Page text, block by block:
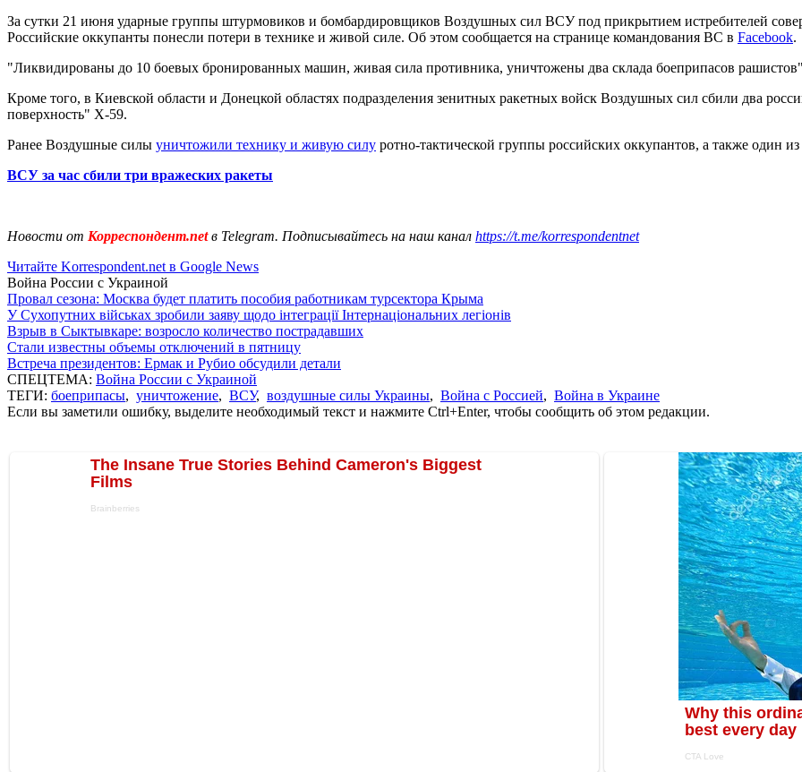
За сутки 21 июня ударные группы штурмовиков и бомбардировщиков Воздушных сил ВСУ под прикрытием истребителей
Российские оккупанты понесли потери в технике и живой силе. Об этом сообщается на странице командования ВС в Facebook.
"Ликвидированы до 10 боевых бронированных машин, живая сила противника, уничтожены два склада боеприпасов
Кроме того, в Киевской области и Донецкой областях подразделения зенитных ракетных войск Воздушных сил сбили два
поверхность" Х-59.
Ранее Воздушные силы уничтожили технику и живую силу ротно-тактической группы российских оккупантов, а также один
ВСУ за час сбили три вражеских ракеты
Новости от Корреспондент.netв Telegram. Подписывайтесь на наш канал https://t.me/korrespondentnet
Читайте Korrespondent.net в Google News
Война России с Украиной
Провал сезона: Москва будет платить пособия работникам турсектора Крыма
У Сухопутних військах зробили заяву щодо інтеграції Інтернаціональних легіонів
Взрыв в Сыктывкаре: возросло количество пострадавших
Стали известны объемы отключений в пятницу
Встреча президентов: Ермак и Рубио обсудили детали
СПЕЦТЕМА: Война России с Украиной
ТЕГИ: боеприпасы, уничтожение, ВСУ, воздушные силы Украины, Война с Россией, Война в Украине
Если вы заметили ошибку, выделите необходимый текст и нажмите Ctrl+Enter, чтобы сообщить об этом редакции.